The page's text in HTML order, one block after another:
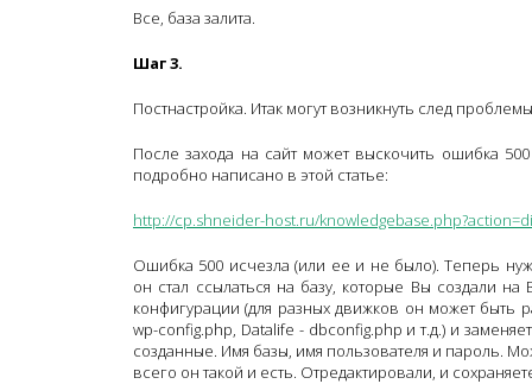
Все, база залита.
Шаг 3.
Постнастройка. Итак могут возникнуть след
После захода на сайт может выскочить ошибка
подробно написано в этой статье:
http://cp.shneider-host.ru/
Ошибка 500 исчезла (или ее и не было). Теперь
он стал ссылаться на базу, которые Вы создали
конфигурации (для разных движков он может быть
wp-config.php, Datalife - dbconfig.php и т.д.) и
созданные. Имя базы, имя пользователя и пароль.
всего он такой и есть. Отредактировали, и